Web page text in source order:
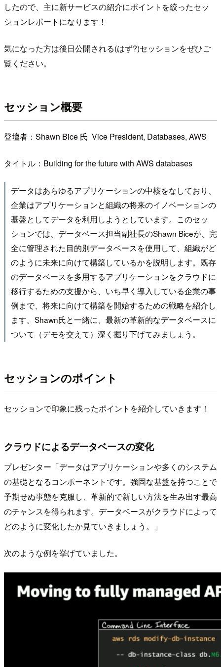
したので、主に新サービスの紹介にポイントを絞ったセッ
ションレポートになります！
気になった方は後日公開される(はず?)セッションをぜひご
覧ください。
セッション概要
登壇者：Shawn Bice 氏 Vice President, Databases, AWS
タイトル：Building for the future with AWS databases
データはあらゆるアプリケーションの中核をなしており、
企業はアプリケーションと組織の将来のイノベーションの
基盤としてデータを利用しようとしています。このセッ
ションでは、データベース担当副社長のShawn Biceが、完
全に管理された目的別データベースを使用して、組織がど
のように未来に向けて構築しているかを説明します。既存
のデータベースを多用するアプリケーションをクラウドに
移行するための支援から、いち早く導入している企業の事
例まで、将来に向けて構築を開始するための戦略を紹介し
ます。Shawn氏と一緒に、最新の革新的なデータベースに
ついて（デモを交えて）深く掘り下げてみましょう。
セッションのポイント
セッションで印象に残ったポイントを紹介していきます！
クラウドによるデータベースの変化
プレゼンター「データはアプリケーションや多くのシステム
の基礎となるコンポーネントです。強固な基盤を持つことで
予期せぬ事態を克服し、革新的で新しい方法を生み出す最高
のチャンスを得られます。データベースがクラウドによって
どのように変化したか見ていきましょう。」
次のような例を挙げていました。